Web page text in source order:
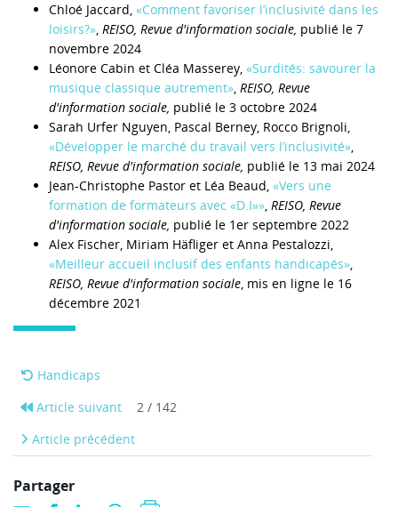
Chloé Jaccard, «Comment favoriser l’inclusivité dans les
loisirs?», REISO, Revue d'information sociale, publié le 7
novembre 2024
Léonore Cabin et Cléa Masserey, «Surdités: savourer la
musique classique autrement», REISO, Revue
d'information sociale, publié le 3 octobre 2024
Sarah Urfer Nguyen, Pascal Berney, Rocco Brignoli,
«Développer le marché du travail vers l’inclusivité»,
REISO, Revue d'information sociale, publié le 13 mai 2024
Jean-Christophe Pastor et Léa Beaud, «Vers une
formation de formateurs avec «D.I»», REISO, Revue
d'information sociale, publié le 1er septembre 2022
Alex Fischer, Miriam Häfliger et Anna Pestalozzi,
«Meilleur accueil inclusif des enfants handicapés»,
REISO, Revue d'information sociale, mis en ligne le 16
décembre 2021
Handicaps
Article suivant
2 / 142
Article précédent
Partager